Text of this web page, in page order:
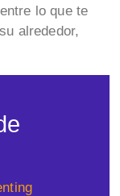
lo que te
alrededor,